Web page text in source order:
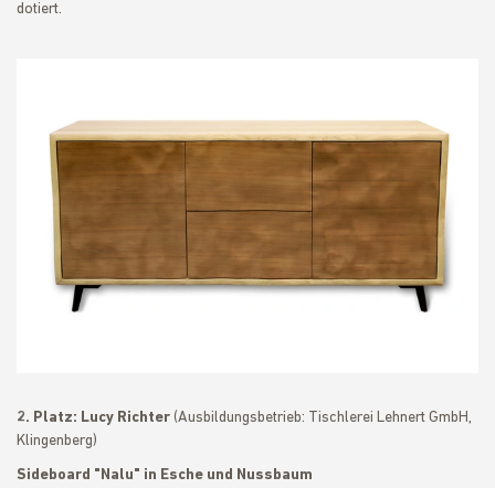
dotiert.
2. Platz: Lucy Richter (Ausbildungsbetrieb: Tischlerei Lehnert GmbH,
Klingenberg)
Sideboard "Nalu" in Esche und Nussbaum